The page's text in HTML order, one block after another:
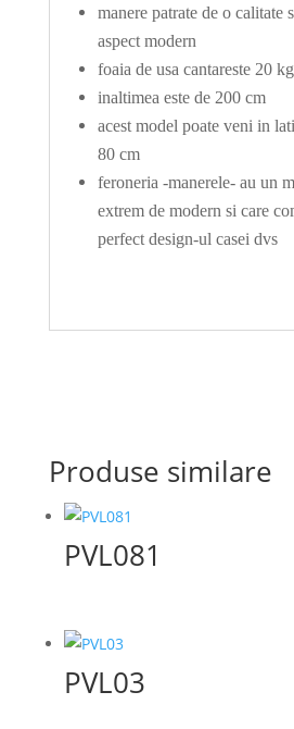
manere patrate de o calitate
aspect modern
foaia de usa cantareste 20 kg
inaltimea este de 200 cm
acest model poate veni in
80 cm
feroneria -manerele- au un
extrem de modern si care
perfect design-ul casei dvs
Produse similare
PVL081
PVL03